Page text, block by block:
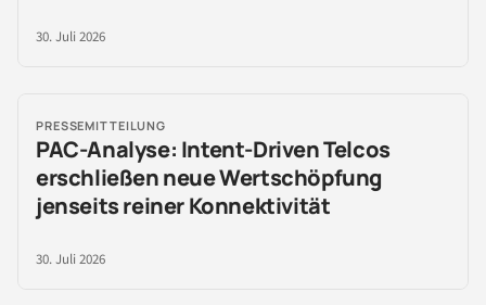
30. Juli 2026
PRESSEMITTEILUNG
PAC-Analyse: Intent-Driven Telcos
erschließen neue Wertschöpfung
jenseits reiner Konnektivität
30. Juli 2026